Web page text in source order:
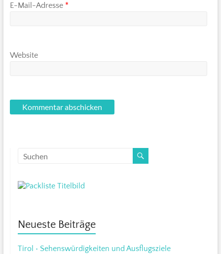
E-Mail-Adresse *
Website
Neueste Beiträge
Tirol • Sehenswürdigkeiten und Ausflugsziele